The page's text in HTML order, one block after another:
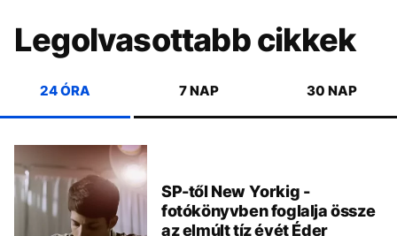
Legolvasottabb cikkek
24 ÓRA 7 NAP 30 NAP
SP-től New Yorkig -
fotókönyvben foglalja össze
az elmúlt tíz évét Éder